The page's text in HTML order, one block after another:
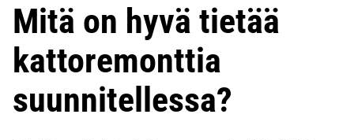
Mitä on hyvä tietää
kattoremonttia
suunnitellessa?